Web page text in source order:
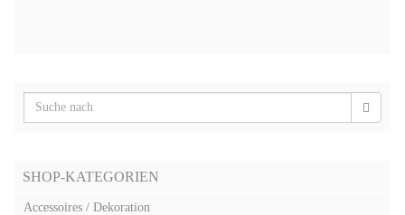
SHOP-KATEGORIEN
Accessoires / Dekoration